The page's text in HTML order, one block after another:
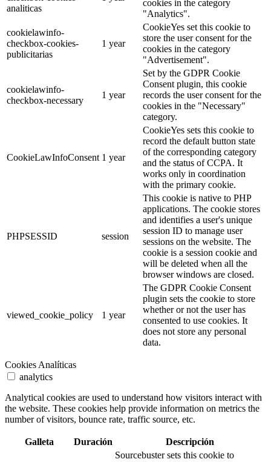
analiticas
cookies in the category
"Analytics".
cookielawinfo-
checkbox-cookies-
publicitarias
1 year
CookieYes set this cookie to
store the user consent for the
cookies in the category
"Advertisement".
cookielawinfo-
checkbox-necessary
1 year
Set by the GDPR Cookie
Consent plugin, this cookie
records the user consent for the
cookies in the "Necessary"
category.
CookieLawInfoConsent 1 year
CookieYes sets this cookie to
record the default button state
of the corresponding category
and the status of CCPA. It
works only in coordination
with the primary cookie.
PHPSESSID session
This cookie is native to PHP
applications. The cookie stores
and identifies a user's unique
session ID to manage user
sessions on the website. The
cookie is a session cookie and
will be deleted when all the
browser windows are closed.
viewed_cookie_policy 1 year
The GDPR Cookie Consent
plugin sets the cookie to store
whether or not the user has
consented to use cookies. It
does not store any personal
data.
Cookies Analíticas
analytics
Analytical cookies are used to understand how visitors interact with
the website. These cookies help provide information on metrics the
number of visitors, bounce rate, traffic source, etc.
Galleta Duración
Descripción
Sourcebuster sets this cookie to